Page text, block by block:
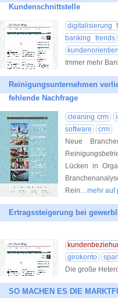
Kundenschnittstelle
digitalisierung
banking trends
Immer mehr
Reinigungsunternehmen
fehlende Nachfrage
cleaning crm
software
crm
Neue
Lücken in
Rein... mehr auf
Ertragssteigerung bei
girokonto
Die große
SO MACHEN ES DIE